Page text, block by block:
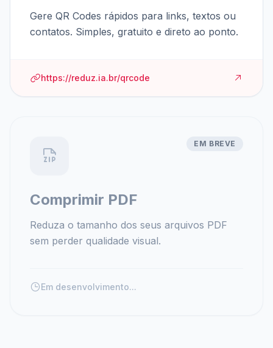
Gere QR Codes rápidos para links, textos ou
contatos. Simples, gratuito e direto ao ponto.
https://reduz.ia.br/qrcode
EM BREVE
Comprimir PDF
Reduza o tamanho dos seus arquivos PDF
sem perder qualidade visual.
Em desenvolvimento...